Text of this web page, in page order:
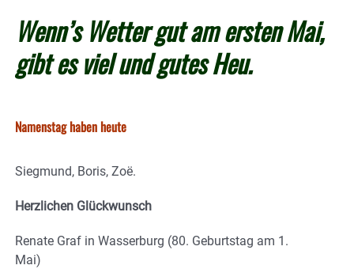
Wenn’s Wetter gut am ersten Mai,
gibt es viel und gutes Heu.
Namenstag haben heute
Siegmund, Boris, Zoë.
Herzlichen Glückwunsch
Renate Graf in Wasserburg (80. Geburtstag am 1.
Mai)